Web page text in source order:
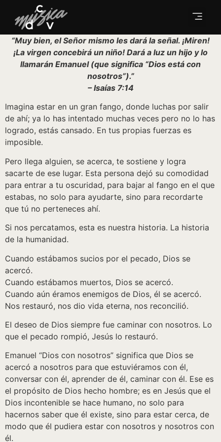
“Muy bien, el Señor mismo les dará la señal. ¡Miren!
¡La virgen concebirá un niño! Dará a luz un hijo y lo
llamarán Emanuel (que significa “Dios está con
nosotros”).”
– Isaías 7:14
Imagina estar en un gran fango, donde luchas por salir
de ahí; ya lo has intentado muchas veces pero no lo has
logrado, estás cansado. En tus propias fuerzas es
imposible.
Pero llega alguien, se acerca, te sostiene y logra
sacarte de ese lugar. Esta persona dejó su comodidad
para entrar a tu oscuridad, para bajar al fango en el que
estabas, no solo para ayudarte, sino para recordarte
que tú no perteneces ahí.
Si nos percatamos, esta es nuestra historia. La historia
de la humanidad.
Cuando estábamos sucios por el pecado, Dios se
acercó.
Cuando estábamos muertos, Dios se acercó.
Cuando aún éramos enemigos de Dios, él se acercó.
Nos restauró, nos dio vida eterna, nos reconcilió.
El deseo de Dios siempre fue caminar con nosotros. Lo
que el pecado rompió, Jesús lo restauró.
Emanuel “Dios con nosotros” significa que Dios se
acercó a nosotros para que estuviéramos con él,
conversar con él, aprender de él, caminar con él. Ese es
el propósito de Dios hecho hombre; es en Jesús que el
Dios incontenible se hace humano, no solo para
hacernos saber que él existe, sino para estar cerca, de
modo que él pudiera estar con nosotros y nosotros con
él.